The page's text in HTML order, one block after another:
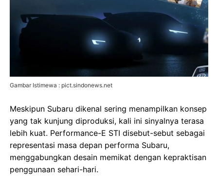
Gambar Istimewa : pict.sindonews.net
Meskipun Subaru dikenal sering menampilkan konsep
yang tak kunjung diproduksi, kali ini sinyalnya terasa
lebih kuat. Performance-E STI disebut-sebut sebagai
representasi masa depan performa Subaru,
menggabungkan desain memikat dengan kepraktisan
penggunaan sehari-hari.